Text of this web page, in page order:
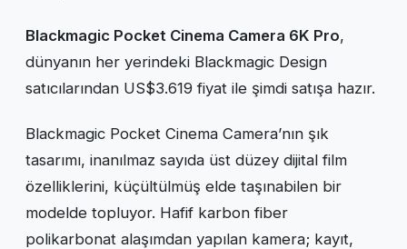
Blackmagic Pocket Cinema Camera 6K Pro,
dünyanın her yerindeki Blackmagic Design
satıcılarından US$3.619 fiyat ile şimdi satışa hazır.
Blackmagic Pocket Cinema Camera’nın şık
tasarımı, inanılmaz sayıda üst düzey dijital film
özelliklerini, küçültülmüş elde taşınabilen bir
modelde topluyor. Hafif karbon fiber
polikarbonat alaşımdan yapılan kamera; kayıt,